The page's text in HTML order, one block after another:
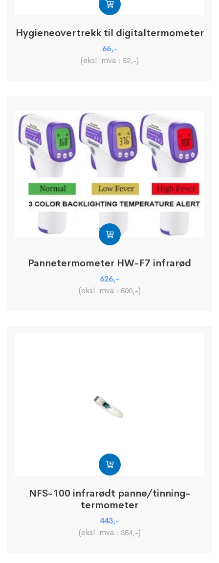
Hygieneovertrekk til digitaltermometer
66,-
(eksl. mva : 52,-)
Pannetermometer HW-F7 infrarød
626,-
(eksl. mva : 500,-)
NFS-100 infrarødt panne/tinning-
termometer
443,-
(eksl. mva : 354,-)